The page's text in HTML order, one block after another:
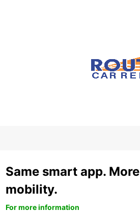
Same smart app. More
mobility.
For more information